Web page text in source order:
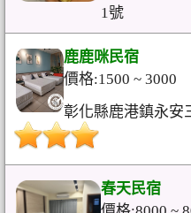
1號
鹿鹿咪民宿
價格:1500 ~ 3000
彰化縣鹿港鎮永安
春天民宿